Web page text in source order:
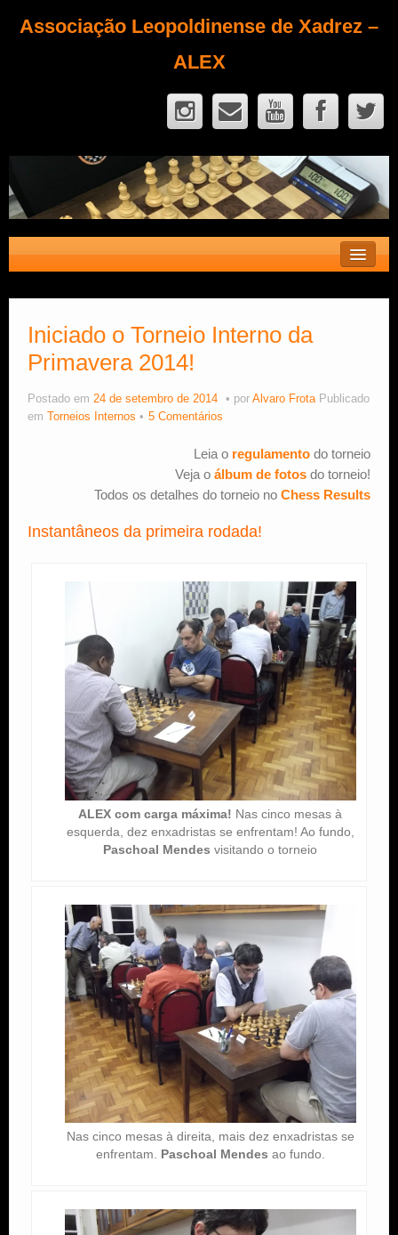
Associação Leopoldinense de Xadrez –
ALEX
Fique Sócio
Quem Somos?
Calendário
Iniciado o Torneio Interno da
Primavera 2014!
Postado em 24 de setembro de 2014 por Alvaro Frota Publicado
em
Torneios Internos 5 Comentários
Leia o regulamento do torneio
Veja o álbum de fotos do torneio!
Todos os detalhes do torneio no Chess Results
Instantâneos da primeira rodada!
ALEX com carga máxima! Nas cinco mesas à
esquerda, dez enxadristas se enfrentam! Ao fundo,
Paschoal Mendes visitando o torneio
Nas cinco mesas à direita, mais dez enxadristas se
enfrentam. Paschoal Mendes ao fundo.